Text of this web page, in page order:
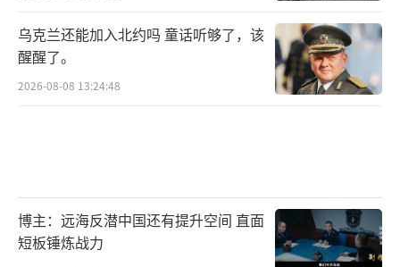
乌克兰还能加入北约吗 童话听够了，该
醒醒了。
2026-08-08 13:24:48
博主：远海反潜中国还有提升空间 直面
短板锤炼战力